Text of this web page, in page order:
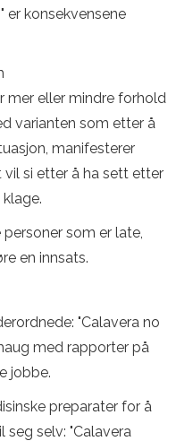
er konsekvensene
mer eller mindre forhold
varianten som etter å
manifesterer
si etter å ha sett etter
som er late,
en innsats.
"Calavera no
med rapporter på
jobbe.
preparater for å
seg selv: "Calavera